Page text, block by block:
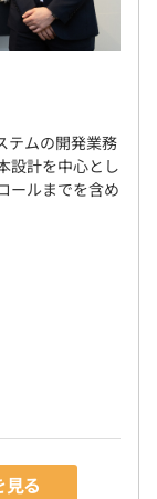
テムの開発業務
設計を中心とし
ールまでを含め
見る